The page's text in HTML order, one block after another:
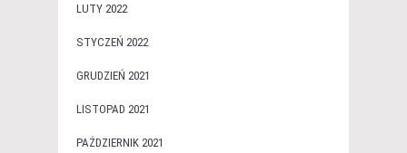
LUTY 2022
STYCZEŃ 2022
GRUDZIEŃ 2021
LISTOPAD 2021
PAŹDZIERNIK 2021